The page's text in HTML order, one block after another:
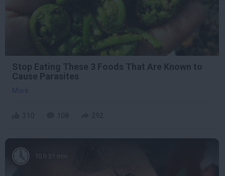
Stop Eating These 3 Foods That Are Known to
Cause Parasites
More
10 h 31 min